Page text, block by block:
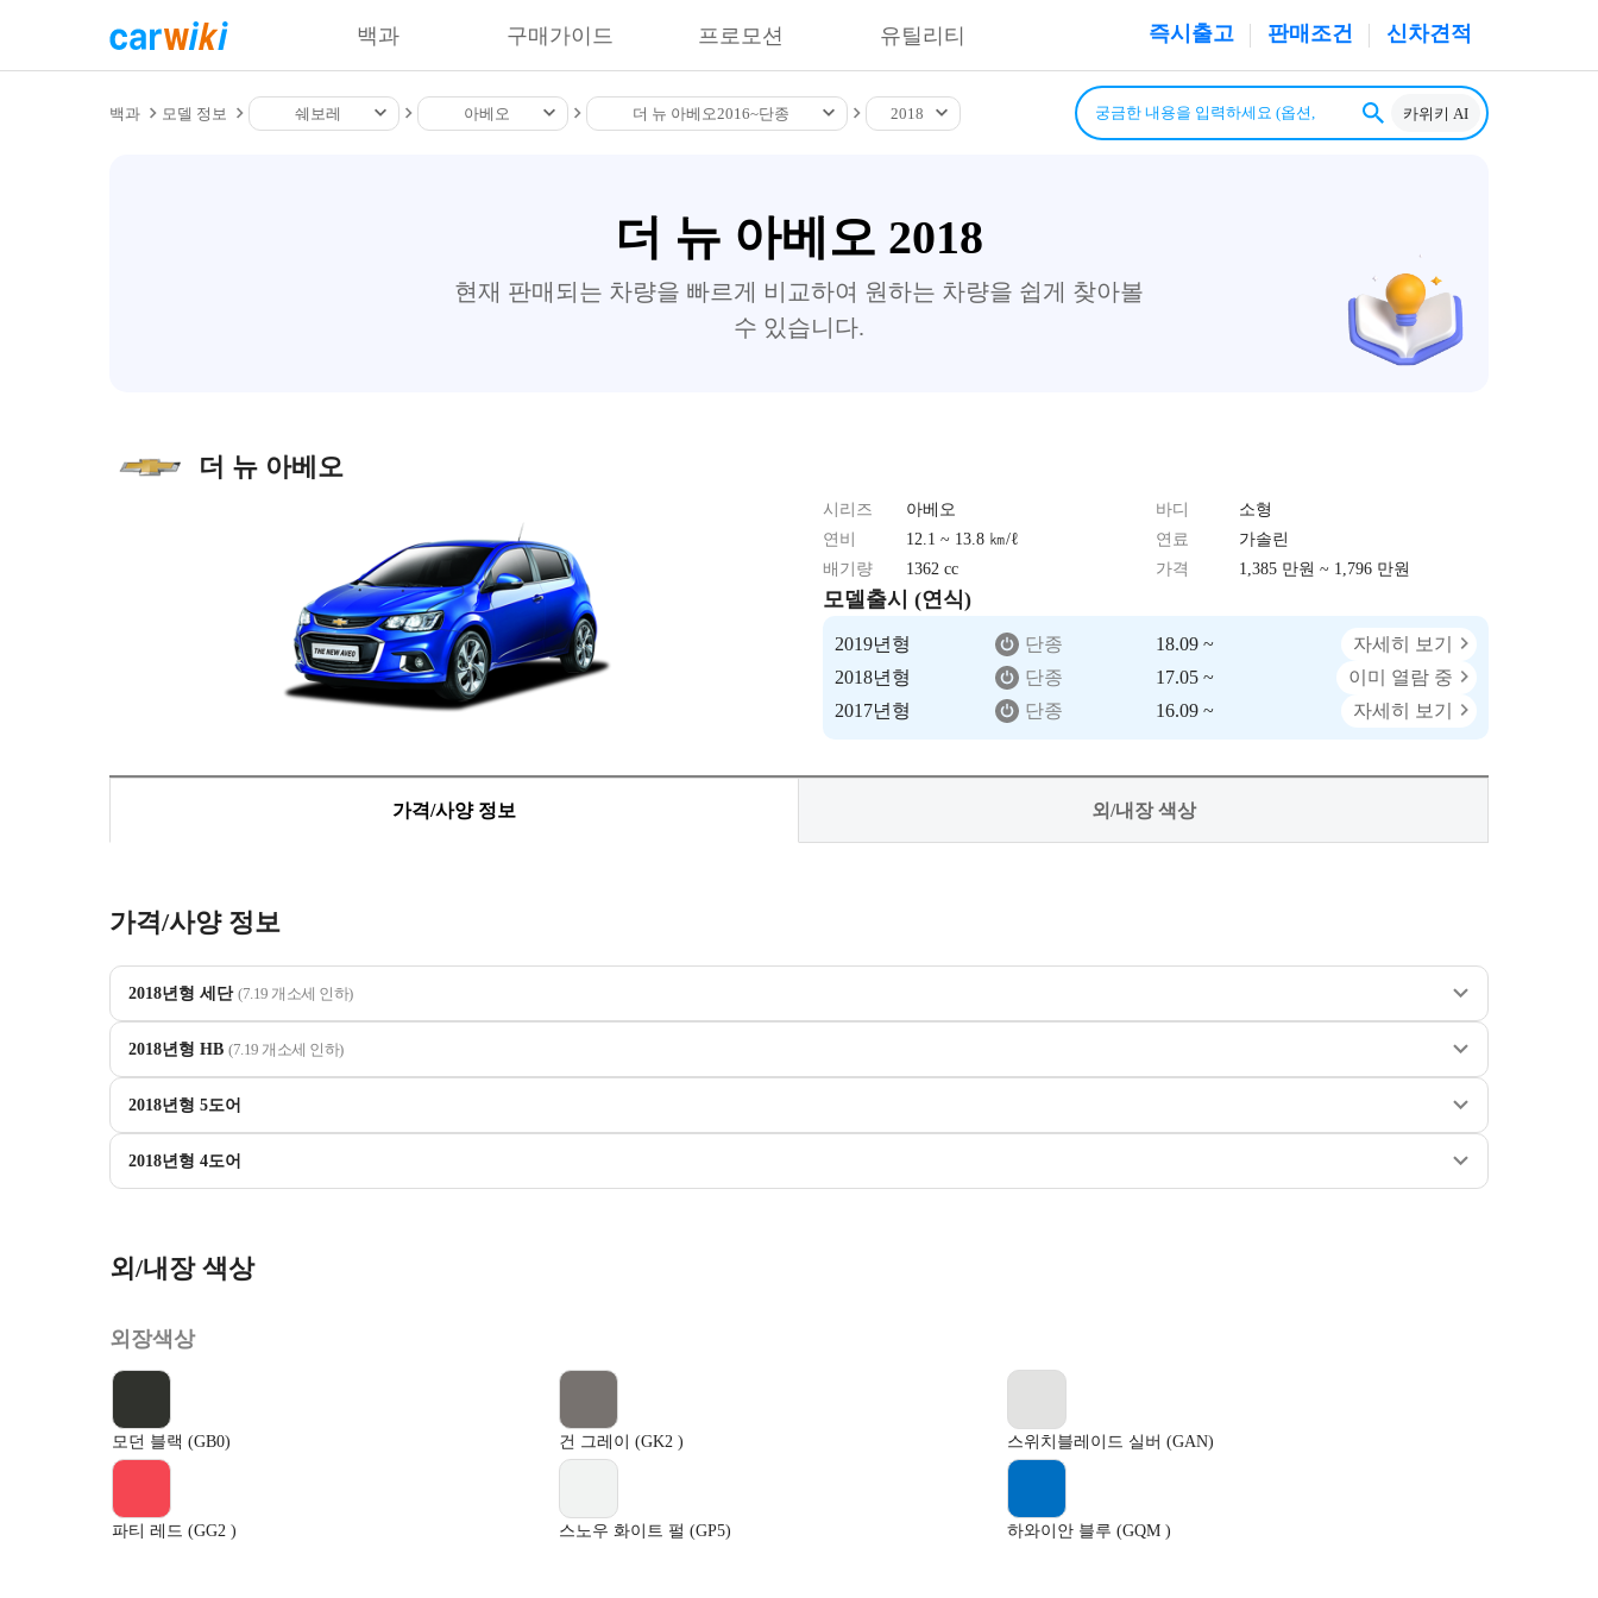
즉시출고 판매조건 신차견적
백과 구매가이드 프로모션 유틸리티
백과 모델 정보 쉐보레 아베오 더 뉴 아베오 2016~단종 2018 카위키 AI
더 뉴 아베오 2018
현재 판매되는 차량을 빠르게 비교하여 원하는 차량을 쉽게 찾아볼
수 있습니다.
더 뉴 아베오
시리즈 아베오 바디
소형
연비
12.1 ~ 13.8 ㎞/ℓ 연료
가솔린
배기량
1362 cc 가격 1,385 만원 ~ 1,796 만원
모델출시 (연식)
2019년형 단종 18.09 ~
자세히 보기
2018년형
단종 17.05 ~
이미 열람 중
2017년형
단종 16.09 ~ 자세히 보기
가격/사양 정보 외/내장 색상
가격/사양 정보
2018년형 세단 (7.19 개소세 인하)
2018년형 HB (7.19 개소세 인하)
2018년형 5도어
2018년형 4도어
외/내장 색상
외장색상
모던 블랙 (GB0) 건 그레이 (GK2 ) 스위치블레이드 실버 (GAN)
파티 레드 (GG2 ) 스노우 화이트 펄 (GP5) 하와이안 블루 (GQM )